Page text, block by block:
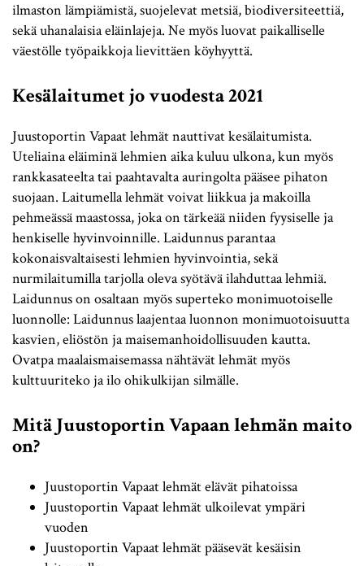
ilmaston lämpiämistä, suojelevat metsiä, biodiversiteettiä,
sekä uhanalaisia eläinlajeja. Ne myös luovat paikalliselle
väestölle työpaikkoja lievittäen köyhyyttä.
Kesälaitumet jo vuodesta 2021
Juustoportin Vapaat lehmät nauttivat kesälaitumista.
Uteliaina eläiminä lehmien aika kuluu ulkona, kun myös
rankkasateelta tai paahtavalta auringolta pääsee pihaton
suojaan. Laitumella lehmät voivat liikkua ja makoilla
pehmeässä maastossa, joka on tärkeää niiden fyysiselle ja
henkiselle hyvinvoinnille. Laidunnus parantaa
kokonaisvaltaisesti lehmien hyvinvointia, sekä
nurmilaitumilla tarjolla oleva syötävä ilahduttaa lehmiä.
Laidunnus on osaltaan myös superteko monimuotoiselle
luonnolle: Laidunnus laajentaa luonnon monimuotoisuutta
kasvien, eliöstön ja maisemanhoidollisuuden kautta.
Ovatpa maalaismaisemassa nähtävät lehmät myös
kulttuuriteko ja ilo ohikulkijan silmälle.
Mitä Juustoportin Vapaan lehmän maito
on?
Juustoportin Vapaat lehmät elävät pihatoissa
Juustoportin Vapaat lehmät ulkoilevat ympäri
vuoden
Juustoportin Vapaat lehmät pääsevät kesäisin